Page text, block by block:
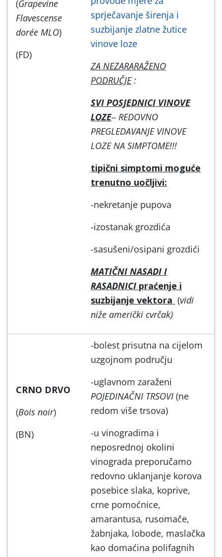
(Grapevine
Flavescense
dorée MLO)
(FD)
sprječavanje širenja i
suzbijanje zlatne žutice
vinove loze
ZA NEZARARAŽENO
PODRUČJE:
SVI POSJEDNICI VINOVE
LOZE– REDOVNO
PREGLEDAVANJE VINOVE
LOZE NA SIMPTOME!!!
tipični simptomi moguće
trenutno uočljivi:
-nekretanje pupova
-izostanak grozdića
-sasušeni/osipani grozdići
MATIČNI NASADI I
RASADNICI praćenje i
suzbijanje vektora (vidi
niže američki cvrčak)
CRNO DRVO
(Bois noir)
(BN)
-bolest prisutna na cijelom
uzgojnom području
-uglavnom zaraženi
POJEDINAČNI TRSOVI (ne
redom više trsova)
-u vinogradima i
neposrednoj okolini
vinograda preporučamo
redovno uklanjanje korova
posebice slaka, koprive,
crne pomoćnice,
amarantusa, rusomače,
žabnjaka, lobode, maslačka
kao domaćina polifagnih